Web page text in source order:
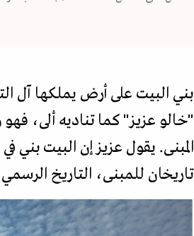
بني البيت على أرض يملكها آل
تاريخان للمبنى، التاريخ